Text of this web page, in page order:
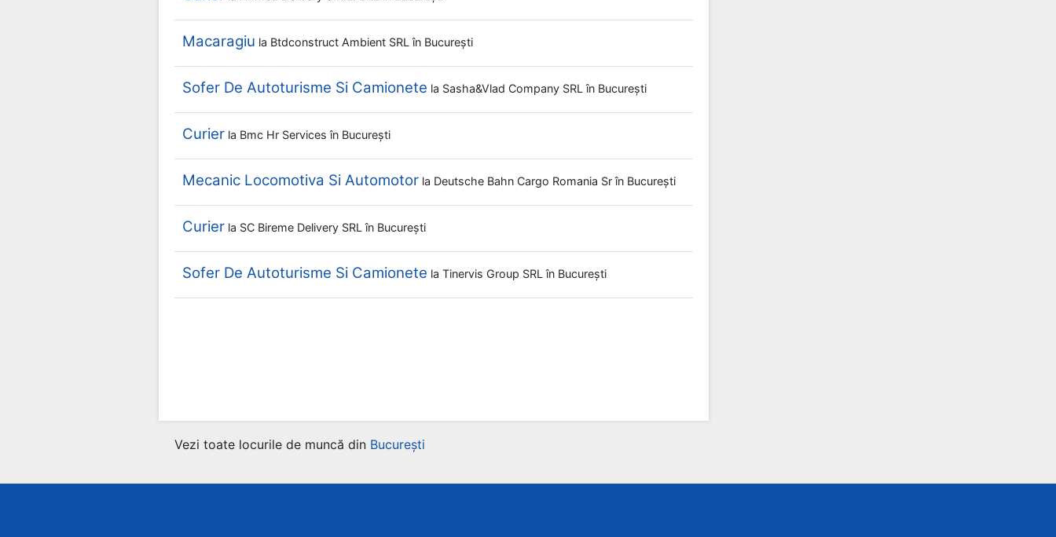
Macaragiu la Btdconstruct Ambient SRL în București
Sofer De Autoturisme Si Camionete la Sasha&vlad Company SRL în București
Curier la Bmc Hr Services în București
Mecanic Locomotiva Si Automotor la Deutsche Bahn Cargo Romania Sr în București
Curier la SC Bireme Delivery SRL în București
Sofer De Autoturisme Si Camionete la Tinervis Group SRL în București
Vezi toate locurile de muncă din București